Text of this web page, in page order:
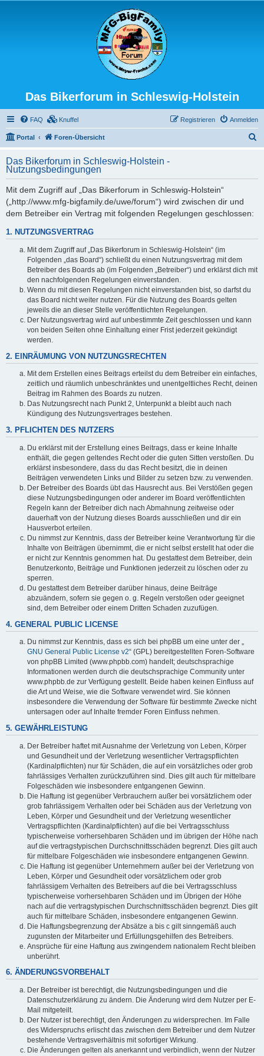
Das Bikerforum in Schleswig-Holstein
FAQ Knuffel Anmelden
Registrieren
Portal Foren-Übersicht
h
Das Bikerforum in Schleswig-Holstein -
Nutzungsbedingungen
Mit dem Zugriff auf „Das Bikerforum in Schleswig-Holstein“
(„http://www.mfg-bigfamily.de/uwe/forum“) wird zwischen dir und
dem Betreiber ein Vertrag mit folgenden Regelungen geschlossen:
1. NUTZUNGSVERTRAG
Mit dem Zugriff auf „Das Bikerforum in Schleswig-Holstein“ (im
Folgenden „das Board“) schließt du einen Nutzungsvertrag mit dem
Betreiber des Boards ab (im Folgenden „Betreiber“) und erklärst dich mit
den nachfolgenden Regelungen einverstanden.
Wenn du mit diesen Regelungen nicht einverstanden bist, so darfst du
das Board nicht weiter nutzen. Für die Nutzung des Boards gelten
jeweils die an dieser Stelle veröffentlichten Regelungen.
Der Nutzungsvertrag wird auf unbestimmte Zeit geschlossen und kann
von beiden Seiten ohne Einhaltung einer Frist jederzeit gekündigt
werden.
2. EINRÄUMUNG VON NUTZUNGSRECHTEN
Mit dem Erstellen eines Beitrags erteilst du dem Betreiber ein einfaches,
zeitlich und räumlich unbeschränktes und unentgeltliches Recht, deinen
Beitrag im Rahmen des Boards zu nutzen.
Das Nutzungsrecht nach Punkt 2, Unterpunkt a bleibt auch nach
Kündigung des Nutzungsvertrages bestehen.
3. PFLICHTEN DES NUTZERS
Du erklärst mit der Erstellung eines Beitrags, dass er keine Inhalte
enthält, die gegen geltendes Recht oder die guten Sitten verstoßen. Du
erklärst insbesondere, dass du das Recht besitzt, die in deinen
Beiträgen verwendeten Links und Bilder zu setzen bzw. zu verwenden.
Der Betreiber des Boards übt das Hausrecht aus. Bei Verstößen gegen
diese Nutzungsbedingungen oder anderer im Board veröffentlichten
Regeln kann der Betreiber dich nach Abmahnung zeitweise oder
dauerhaft von der Nutzung dieses Boards ausschließen und dir ein
Hausverbot erteilen.
Du nimmst zur Kenntnis, dass der Betreiber keine Verantwortung für die
Inhalte von Beiträgen übernimmt, die er nicht selbst erstellt hat oder die
er nicht zur Kenntnis genommen hat. Du gestattest dem Betreiber, dein
Benutzerkonto, Beiträge und Funktionen jederzeit zu löschen oder zu
sperren.
Du gestattest dem Betreiber darüber hinaus, deine Beiträge
abzuändern, sofern sie gegen o. g. Regeln verstoßen oder geeignet
sind, dem Betreiber oder einem Dritten Schaden zuzufügen.
4. GENERAL PUBLIC LICENSE
Du nimmst zur Kenntnis, dass es sich bei phpBB um eine unter der „
GNU General Public License v2“ (GPL) bereitgestellten Foren-Software
von phpBB Limited (www.phpbb.com) handelt; deutschsprachige
Informationen werden durch die deutschsprachige Community unter
www.phpbb.de zur Verfügung gestellt. Beide haben keinen Einfluss auf
die Art und Weise, wie die Software verwendet wird. Sie können
insbesondere die Verwendung der Software für bestimmte Zwecke nicht
untersagen oder auf Inhalte fremder Foren Einfluss nehmen.
5. GEWÄHRLEISTUNG
Der Betreiber haftet mit Ausnahme der Verletzung von Leben, Körper
und Gesundheit und der Verletzung wesentlicher Vertragspflichten
(Kardinalpflichten) nur für Schäden, die auf ein vorsätzliches oder grob
fahrlässiges Verhalten zurückzuführen sind. Dies gilt auch für mittelbare
Folgeschäden wie insbesondere entgangenen Gewinn.
Die Haftung ist gegenüber Verbrauchern außer bei vorsätzlichem oder
grob fahrlässigem Verhalten oder bei Schäden aus der Verletzung von
Leben, Körper und Gesundheit und der Verletzung wesentlicher
Vertragspflichten (Kardinalpflichten) auf die bei Vertragsschluss
typischerweise vorhersehbaren Schäden und im übrigen der Höhe nach
auf die vertragstypischen Durchschnittsschäden begrenzt. Dies gilt auch
für mittelbare Folgeschäden wie insbesondere entgangenen Gewinn.
Die Haftung ist gegenüber Unternehmern außer bei der Verletzung von
Leben, Körper und Gesundheit oder vorsätzlichem oder grob
fahrlässigem Verhalten des Betreibers auf die bei Vertragsschluss
typischerweise vorhersehbaren Schäden und im Übrigen der Höhe
nach auf die vertragstypischen Durchschnittsschäden begrenzt. Dies gilt
auch für mittelbare Schäden, insbesondere entgangenen Gewinn.
Die Haftungsbegrenzung der Absätze a bis c gilt sinngemäß auch
zugunsten der Mitarbeiter und Erfüllungsgehilfen des Betreibers.
Ansprüche für eine Haftung aus zwingendem nationalem Recht bleiben
unberührt.
6. ÄNDERUNGSVORBEHALT
Der Betreiber ist berechtigt, die Nutzungsbedingungen und die
Datenschutzerklärung zu ändern. Die Änderung wird dem Nutzer per E-
Mail mitgeteilt.
Der Nutzer ist berechtigt, den Änderungen zu widersprechen. Im Falle
des Widerspruchs erlischt das zwischen dem Betreiber und dem Nutzer
bestehende Vertragsverhältnis mit sofortiger Wirkung.
Die Änderungen gelten als anerkannt und verbindlich, wenn der Nutzer